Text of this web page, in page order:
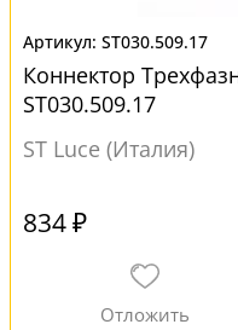
ST030.509.17
Коннектор
ST030.509.17
ST Luce (Италия)
834 ₽